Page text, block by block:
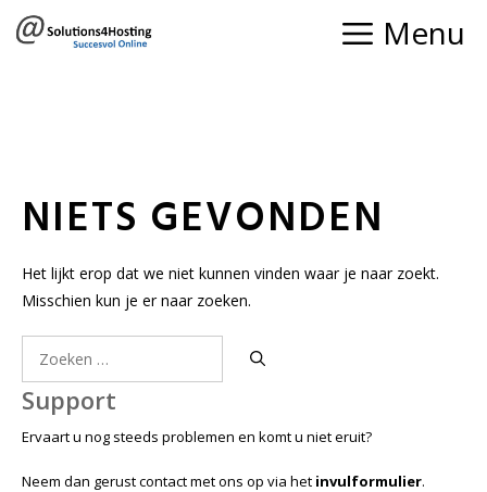
naar
Menu
NIETS GEVONDEN
Het lijkt erop dat we niet kunnen vinden waar je naar zoekt.
Misschien kun je er naar zoeken.
Support
Ervaart u nog steeds problemen en komt u niet eruit?
Neem dan gerust contact met ons op via het invulformulier.